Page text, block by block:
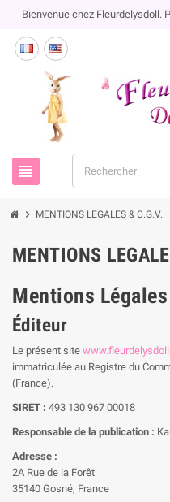
Bienvenue chez Fleurdelysdoll.
view_headline
chevron_right MENTIONS LEGALES & C.G.V.
MENTIONS
Mentions Légales
Éditeur
Le présent site
immatriculée au Registre du
(France).
SIRET : 493 130 967 00018
Responsable de la publication :
Adresse :
2A Rue de la Forêt
35140 Gosné, France